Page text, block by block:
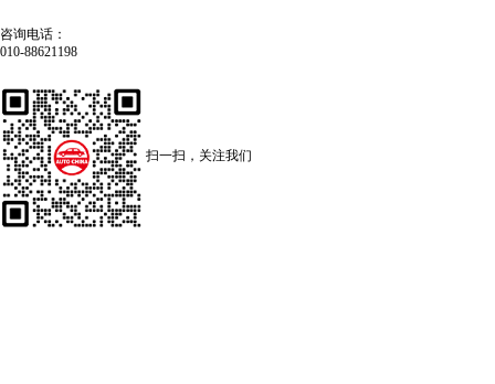
咨询电话：
010-88621198
扫一扫，关注我们